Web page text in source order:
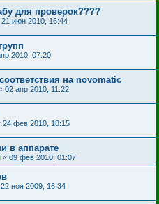
для проверок????
21 июн 2010, 16:44
2010, 07:20
на novomatic
02 апр 2010, 11:22
24 фев 2010, 18:15
в аппарате
« 09 фев 2010, 01:07
22 ноя 2009, 16:34